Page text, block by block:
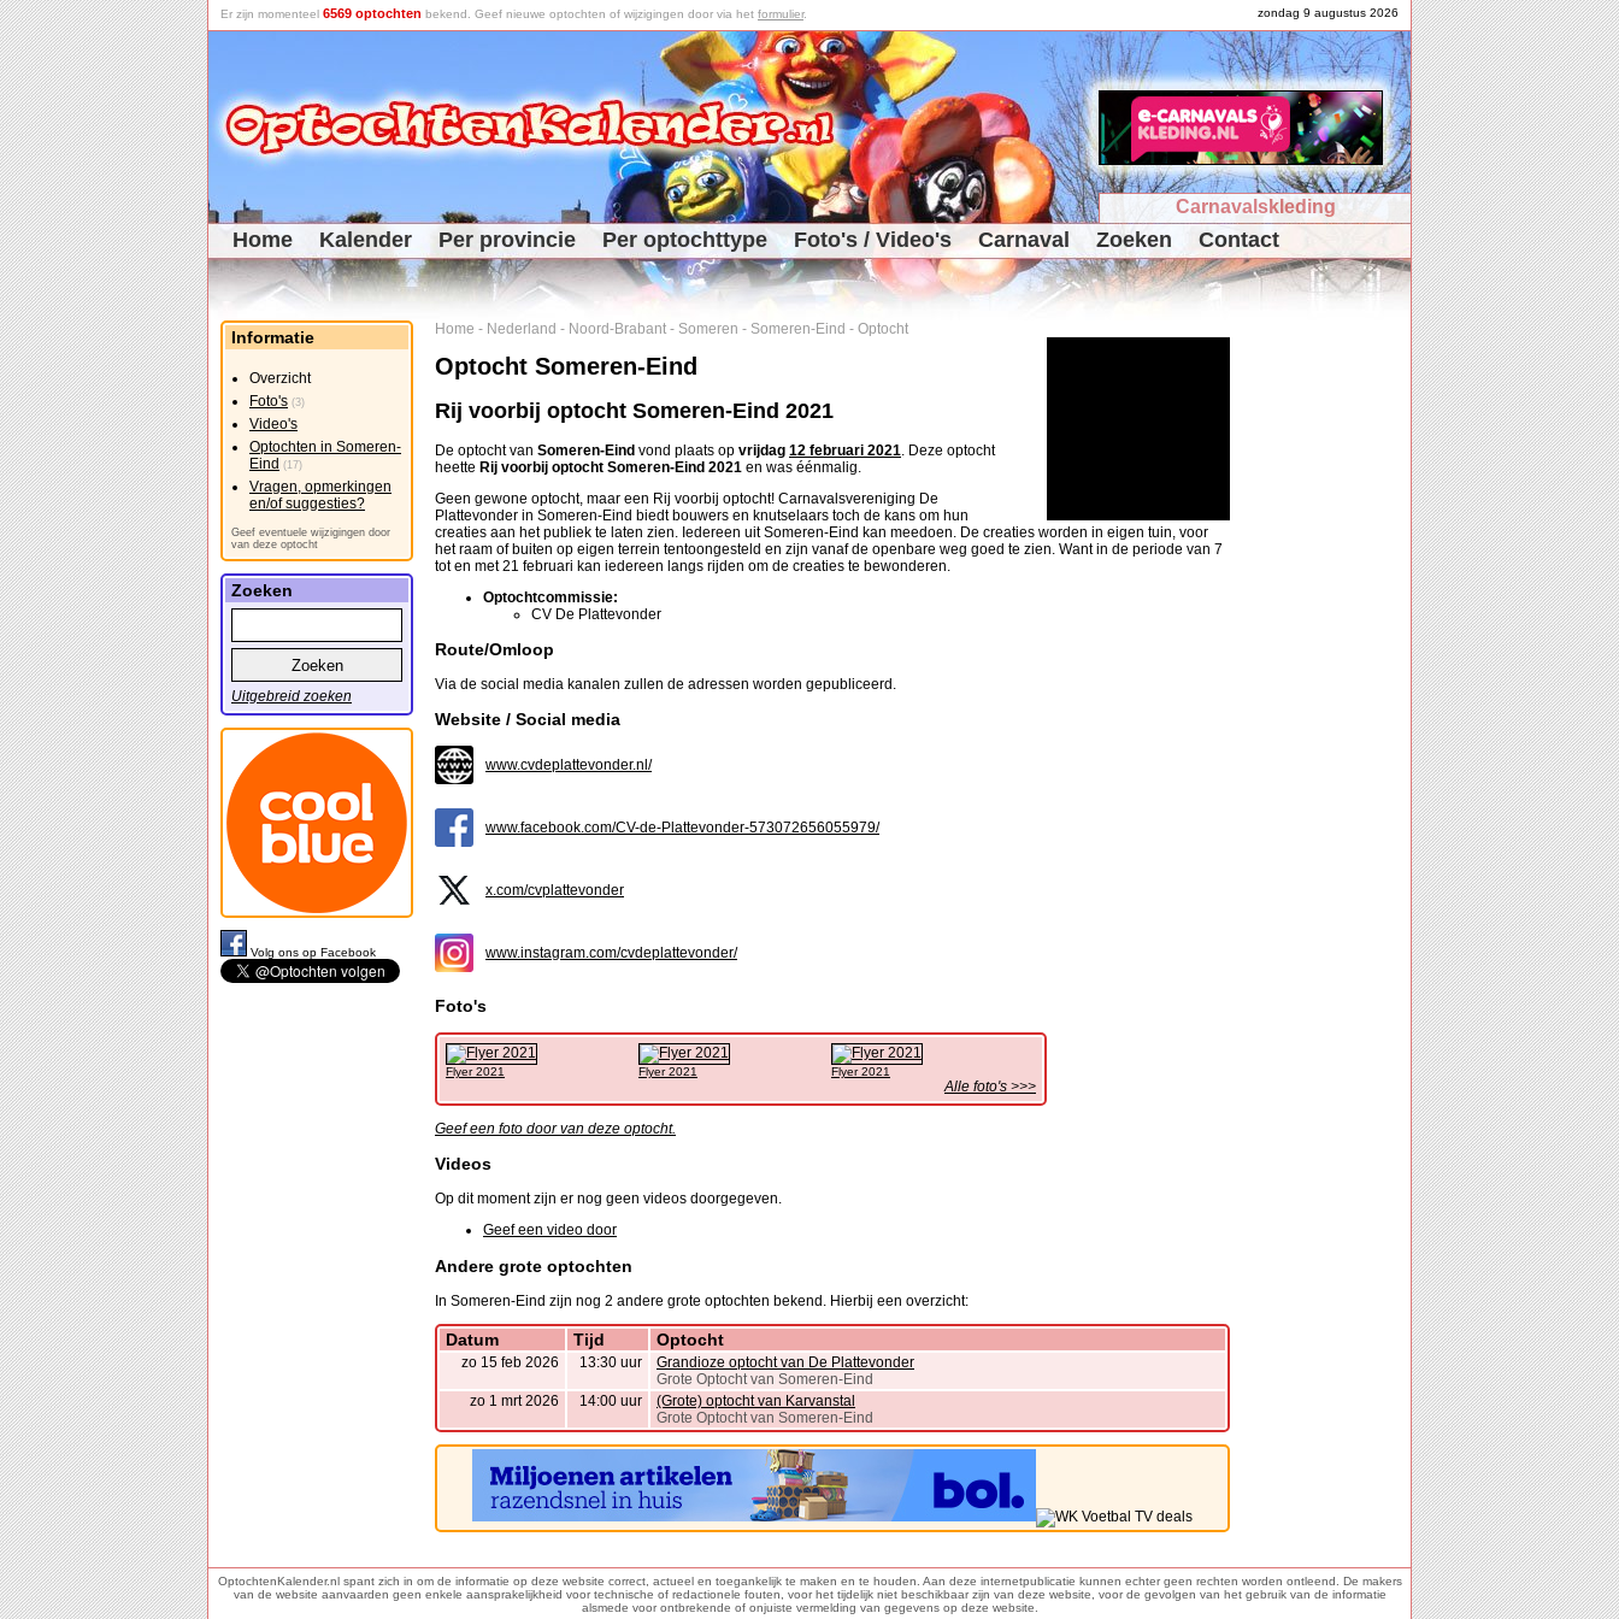
zondag 9 augustus 2026
Er zijn momenteel 6569 optochten bekend. Geef nieuwe optochten of wijzigingen door via het formulier.
Carnavalskleding
Home Kalender Per provincie Per optochttype Foto's / Video's Carnaval Zoeken Contact
Home - Nederland - Noord-Brabant - Someren - Someren-Eind - Optocht
Optocht Someren-Eind
Rij voorbij optocht Someren-Eind 2021
De optocht van Someren-Eind vond plaats op vrijdag 12 februari 2021. Deze optocht
heette Rij voorbij optocht Someren-Eind 2021 en was éénmalig.
Geen gewone optocht, maar een Rij voorbij optocht! Carnavalsvereniging De
Plattevonder in Someren-Eind biedt bouwers en knutselaars toch de kans om hun
creaties aan het publiek te laten zien. Iedereen uit Someren-Eind kan meedoen. De creaties worden in eigen tuin, voor
het raam of buiten op eigen terrein tentoongesteld en zijn vanaf de openbare weg goed te zien. Want in de periode van 7
tot en met 21 februari kan iedereen langs rijden om de creaties te bewonderen.
Optochtcommissie:
CV De Plattevonder
Route/Omloop
Via de social media kanalen zullen de adressen worden gepubliceerd.
Website / Social media
www.cvdeplattevonder.nl/
www.facebook.com/CV-de-Plattevonder-573072656055979/
x.com/cvplattevonder
www.instagram.com/cvdeplattevonder/
Foto's
Flyer 2021 Flyer 2021 Flyer 2021
Alle foto's >>>
Geef een foto door van deze optocht.
Videos
Op dit moment zijn er nog geen videos doorgegeven.
Geef een video door
Andere grote optochten
In Someren-Eind zijn nog 2 andere grote optochten bekend. Hierbij een overzicht:
Datum Tijd Optocht
zo 15 feb 2026 13:30 uur
Grandioze optocht van De Plattevonder
Grote Optocht van Someren-Eind
zo 1 mrt 2026
14:00 uur
(Grote) optocht van Karvanstal
Grote Optocht van Someren-Eind
Informatie
Overzicht
Foto's (3)
Video's
Optochten in Someren-
Eind (17)
Vragen, opmerkingen
en/of suggesties?
Geef eventuele wijzigingen door
van deze optocht
Zoeken
Uitgebreid zoeken
Volg ons op Facebook
OptochtenKalender.nl spant zich in om de informatie op deze website correct, actueel en toegankelijk te maken en te houden. Aan deze internetpublicatie kunnen echter geen rechten worden ontleend. De makers
van de website aanvaarden geen enkele aansprakelijkheid voor technische of redactionele fouten, voor het tijdelijk niet beschikbaar zijn van deze website, voor de gevolgen van het gebruik van de informatie
alsmede voor ontbrekende of onjuiste vermelding van gegevens op deze website.